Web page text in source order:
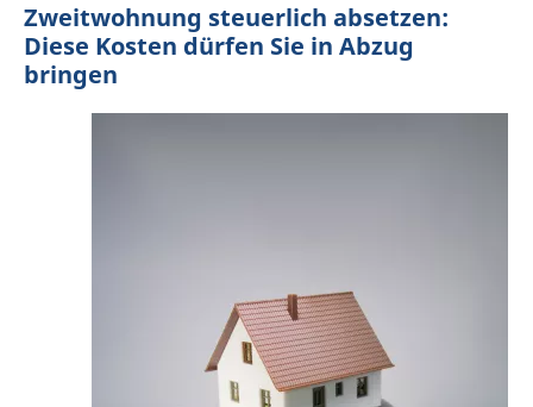
Zweitwohnung steuerlich absetzen:
Diese Kosten dürfen Sie in Abzug
bringen